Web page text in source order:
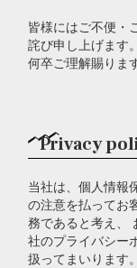
皆様にはご不便・
詫び申し上げます。
何卒ご理解賜りま
Privacy
当社は、個人情報
の注意を払ってお
務であると考え、
社のプライバシー
扱ってまいります。